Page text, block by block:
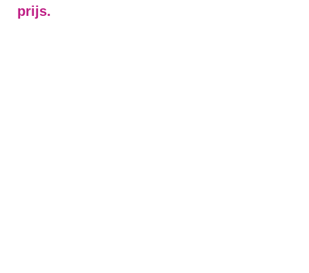
prijs.